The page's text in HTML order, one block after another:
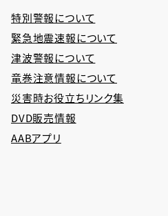
特別警報について
緊急地震速報について
津波警報について
竜巻注意情報について
災害時お役立ちリンク集
DVD販売情報
AABアプリ